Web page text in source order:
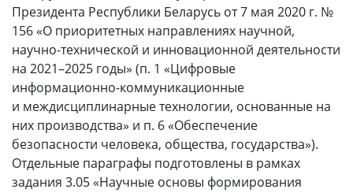
Президента Республики Беларусь от 7 мая 2020 г. №
156 «О приоритетных направлениях научной,
научно-технической и инновационной деятельности
на 2021–2025 годы» (п. 1 «Цифровые
информационно-коммуникационные
и междисциплинарные технологии, основанные на
них производства» и п. 6 «Обеспечение
безопасности человека, общества, государства»).
Отдельные параграфы подготовлены в рамках
задания 3.05 «Научные основы формирования